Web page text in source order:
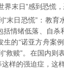
末日”感到恐慌
日恐慌”：教育
情绪低落、自
的“诺亚方舟案
救赎”。在国内
样的强迫症，这